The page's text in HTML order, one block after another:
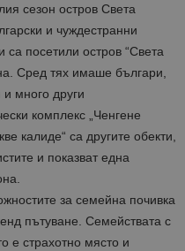
сезон остров Света
и чуждестранни
са посетили остров “Света
Сред тях имаше българи,
много други
комплекс „Ченгене
калиде“ са другите обекти,
и показват една
за семейна почивка
пътуване. Семействата с
е страхотно място и